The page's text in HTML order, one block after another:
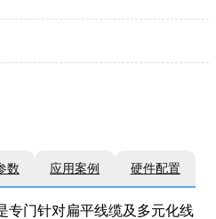
数 应用案例 硬件配置
专门针对扁平线缆及多元化线